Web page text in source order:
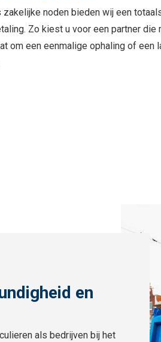
noden bieden wij een
Zo kiest u voor een partner
om een eenmalige ophaling of een
en
als bedrijven bij het